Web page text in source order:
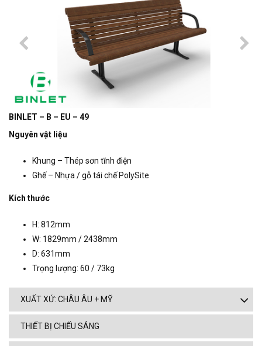
BINLET – B – EU – 49
Nguyên vật liệu
Khung – Thép sơn tĩnh điện
Ghế – Nhựa / gỗ tái chế PolySite
Kích thước
H: 812mm
W: 1829mm / 2438mm
D: 631mm
Trọng lượng: 60 / 73kg
XUẤT XỨ: CHÂU ÂU + MỸ
THIẾT BỊ CHIẾU SÁNG